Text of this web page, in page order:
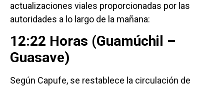
actualizaciones viales proporcionadas por las
autoridades a lo largo de la mañana:
12:22 Horas (Guamúchil –
Guasave)
Según Capufe, se restablece la circulación de